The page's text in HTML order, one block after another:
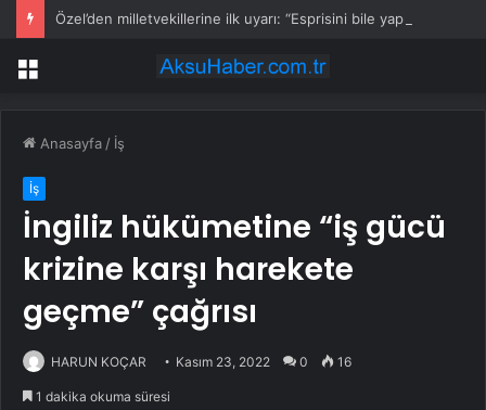
Menü
Anasayfa / İş
İş
İngiliz hükümetine “iş gücü
krizine karşı harekete
geçme” çağrısı
HARUN KOÇAR Kasım 23, 2022 0 16
1 dakika okuma süresi